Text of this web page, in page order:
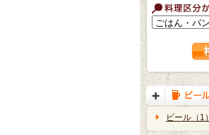
ビール（1）